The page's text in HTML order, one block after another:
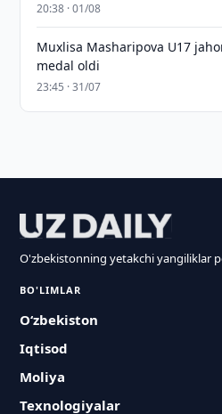
20:38 · 01/08
Muxlisa Masharipova U17
medal oldi
23:45 · 31/07
O'zbekistonning yetakchi yangiliklar
BO'LIMLAR
O‘zbekiston
Iqtisod
Moliya
Texnologiyalar